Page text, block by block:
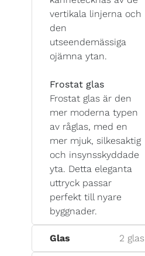
vertikala linjerna och
den
utseendemässiga
ojämna ytan.
Frostat glas
Frostat glas är den
mer moderna typen
av råglas, med en
mer mjuk, silkesaktig
och insynsskyddade
yta. Detta eleganta
uttryck passar
perfekt till nyare
byggnader.
Glas 2 glas